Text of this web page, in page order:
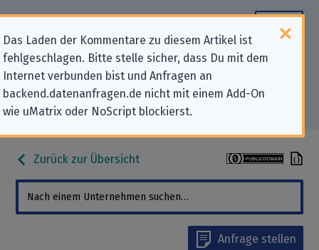
Das Laden der Kommentare zu diesem Artikel ist
fehlgeschlagen. Bitte stelle sicher, dass Du mit dem
Internet verbunden bist und Anfragen an
backend.datenanfragen.de nicht mit einem Add-On
wie uMatrix oder NoScript blockierst.
Datenschutz-Kontaktdaten für
„BECQUET, SASU“
Zurück zur Übersicht
Anfrage stellen